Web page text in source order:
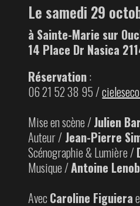
Le samedi 29
à Sainte-Marie sur
14 Place Dr Nasica
Réservation:
06 21 52 38 95 /
Mise en scène /Julien
Auteur / Jean-Pierre
Scénographie & Lumière /
Musique /Antoine
Avec Caroline Figuiera